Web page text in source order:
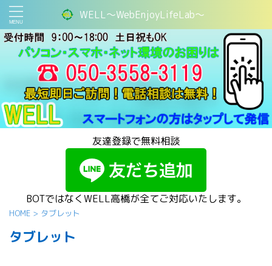
WELL～WebEnjoyLifeLab～
友達登録で無料相談
BOTではなくWELL高橋が全てご対応いたします。
HOME > タブレット
タブレット